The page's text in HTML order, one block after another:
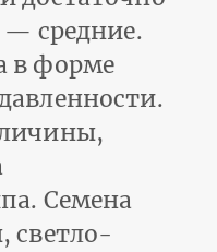
— средние.
в форме
Семена
светло-